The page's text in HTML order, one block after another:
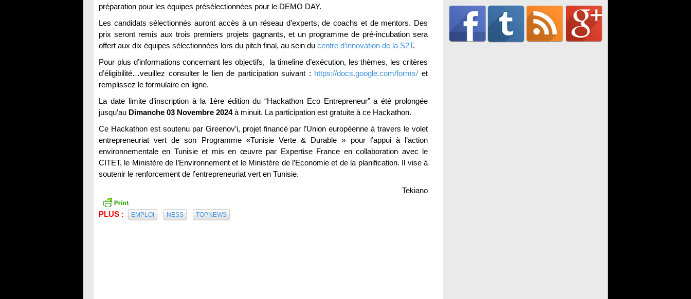
préparation pour les équipes présélectionnées pour le DEMO DAY.
Les candidats sélectionnés auront accès à un réseau d’experts, de coachs et de mentors. Des
prix seront remis aux trois premiers projets gagnants, et un programme de pré-incubation sera
offert aux dix équipes sélectionnées lors du pitch final, au sein du centre d’innovation de la S2T.
Pour plus d’informations concernant les objectifs, la timeline d’exécution, les thèmes, les critères
d’éligibilité…veuillez consulter le lien de participation suivant : https://docs.google.com/forms/ et
remplissez le formulaire en ligne.
La date limite d’inscription à la 1ère édition du “Hackathon Eco Entrepreneur” a été prolongée
jusqu’au Dimanche 03 Novembre 2024à minuit. La participation est gratuite à ce Hackathon.
Ce Hackathon est soutenu par Greenov’i, projet financé par l’Union européenne à travers le volet
entrepreneuriat vert de son Programme «Tunisie Verte & Durable » pour l’appui à l’action
environnementale en Tunisie et mis en œuvre par Expertise France en collaboration avec le
CITET, le Ministère de l’Environnement et le Ministère de l’Economie et de la planification. Il vise à
soutenir le renforcement de l’entrepreneuriat vert en Tunisie.
Tekiano
PLUS : EMPLOI NESS TOPNEWS